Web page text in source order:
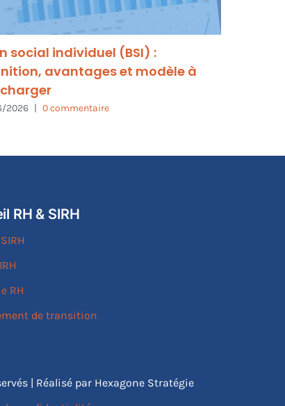
social individuel (BSI) :
avantages et modèle à
2026 | 0 commentaire
RH & SIRH
RH
de transition
| Réalisé par Hexagone Stratégie